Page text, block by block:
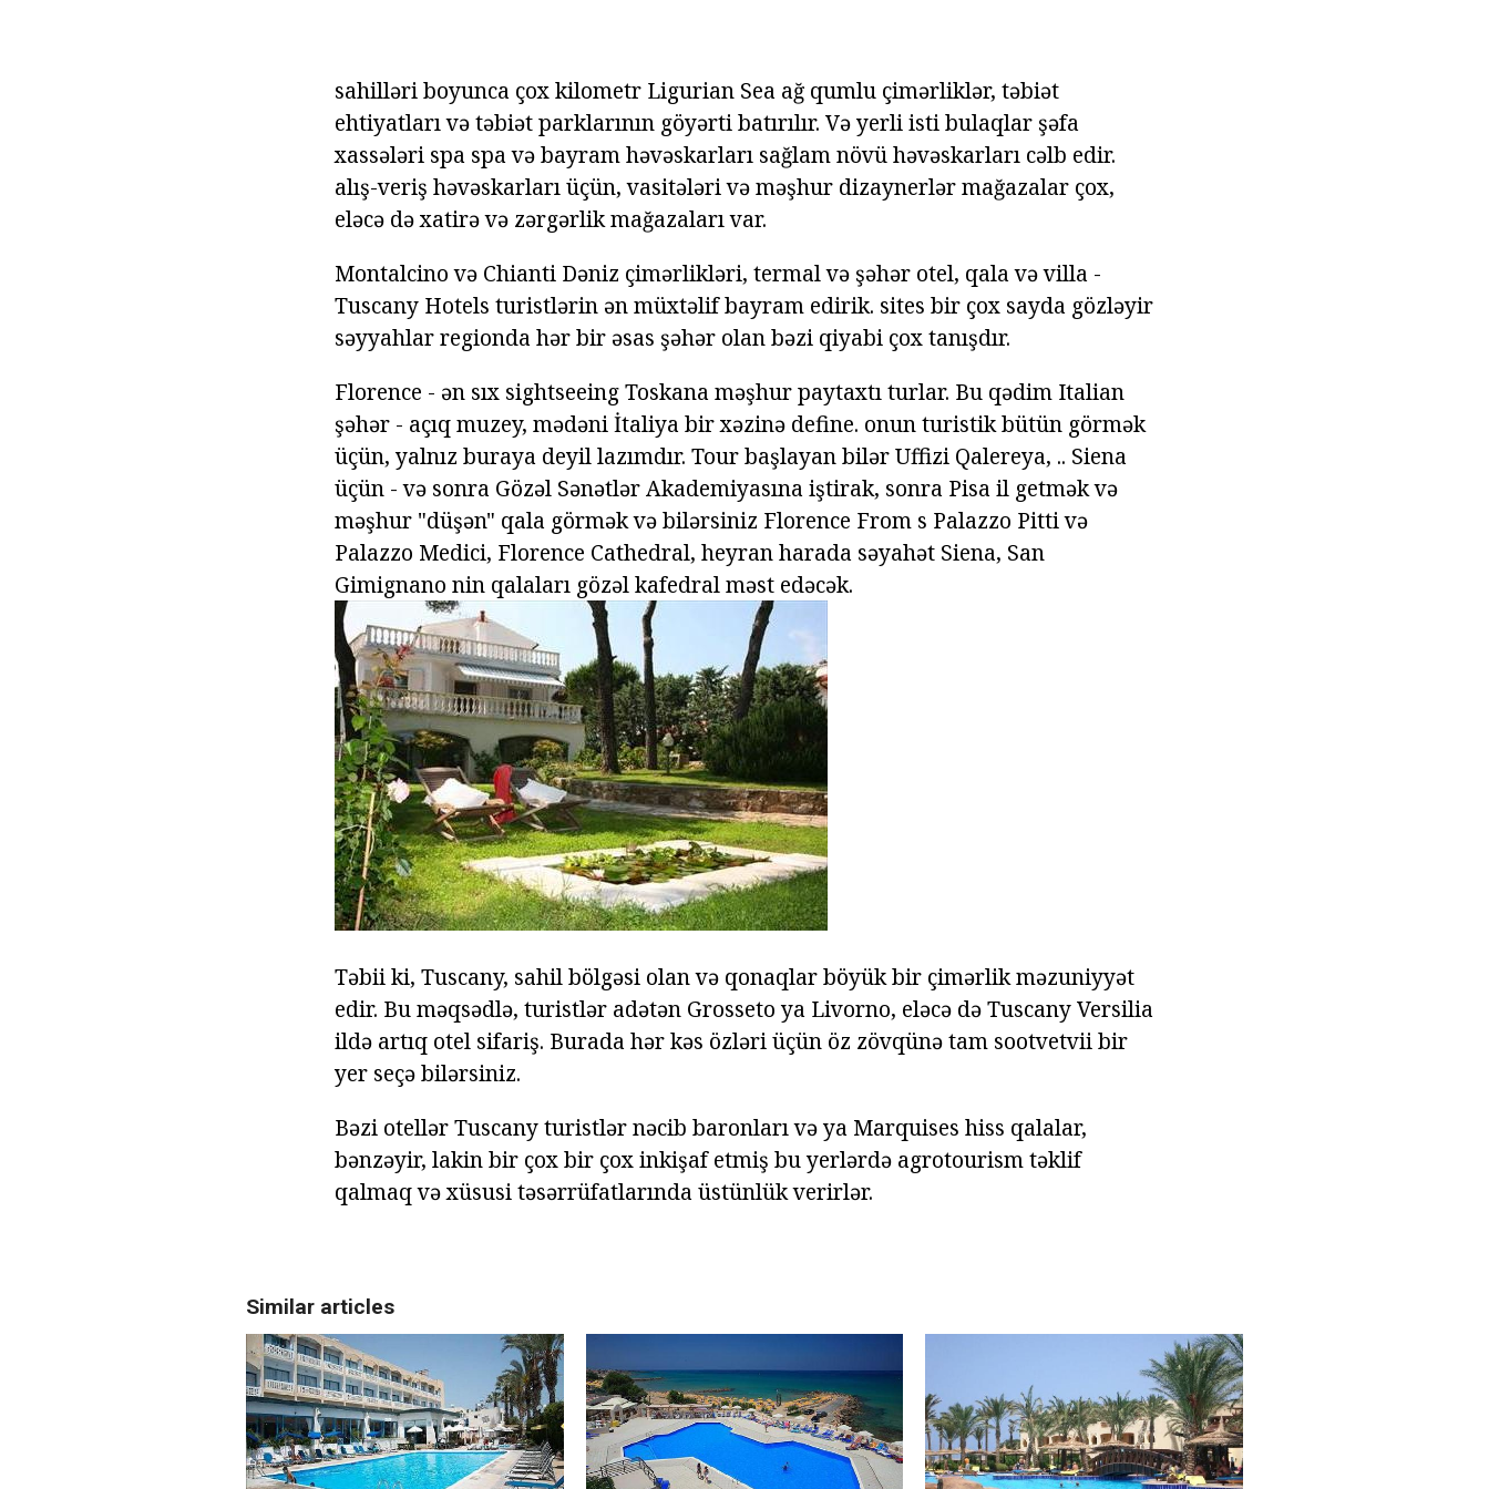
sahilləri boyunca çox kilometr Ligurian Sea ağ qumlu çimərliklər, təbiət
ehtiyatları və təbiət parklarının göyərti batırılır. Və yerli isti bulaqlar şəfa
xassələri spa spa və bayram həvəskarları sağlam növü həvəskarları cəlb edir.
alış-veriş həvəskarları üçün, vasitələri və məşhur dizaynerlər mağazalar çox,
eləcə də xatirə və zərgərlik mağazaları var.
Montalcino və Chianti Dəniz çimərlikləri, termal və şəhər otel, qala və villa -
Tuscany Hotels turistlərin ən müxtəlif bayram edirik. sites bir çox sayda gözləyir
səyyahlar regionda hər bir əsas şəhər olan bəzi qiyabi çox tanışdır.
Florence - ən sıx sightseeing Toskana məşhur paytaxtı turlar. Bu qədim Italian
şəhər - açıq muzey, mədəni İtaliya bir xəzinə define. onun turistik bütün görmək
üçün, yalnız buraya deyil lazımdır. Tour başlayan bilər Uffizi Qalereya, .. Siena
üçün - və sonra Gözəl Sənətlər Akademiyasına iştirak, sonra Pisa il getmək və
məşhur "düşən" qala görmək və bilərsiniz Florence From s Palazzo Pitti və
Palazzo Medici, Florence Cathedral, heyran harada səyahət Siena, San
Gimignano nin qalaları gözəl kafedral məst edəcək.
Təbii ki, Tuscany, sahil bölgəsi olan və qonaqlar böyük bir çimərlik məzuniyyət
edir. Bu məqsədlə, turistlər adətən Grosseto ya Livorno, eləcə də Tuscany Versilia
ildə artıq otel sifariş. Burada hər kəs özləri üçün öz zövqünə tam sootvetvii bir
yer seçə bilərsiniz.
Bəzi otellər Tuscany turistlər nəcib baronları və ya Marquises hiss qalalar,
bənzəyir, lakin bir çox bir çox inkişaf etmiş bu yerlərdə agrotourism təklif
qalmaq və xüsusi təsərrüfatlarında üstünlük verirlər.
Similar articles